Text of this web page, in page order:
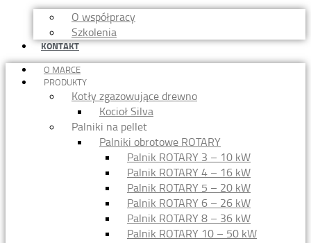
O współpracy
Szkolenia
KONTAKT
O MARCE
PRODUKTY
Kotły zgazowujące drewno
Kocioł Silva
Palniki na pellet
Palniki obrotowe ROTARY
Palnik ROTARY 3 – 10 kW
Palnik ROTARY 4 – 16 kW
Palnik ROTARY 5 – 20 kW
Palnik ROTARY 6 – 26 kW
Palnik ROTARY 8 – 36 kW
Palnik ROTARY 10 – 50 kW